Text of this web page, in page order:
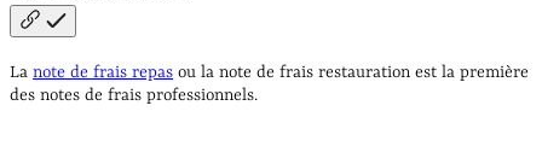
La note de frais repas ou la note de frais restauration est la première
des notes de frais professionnels.